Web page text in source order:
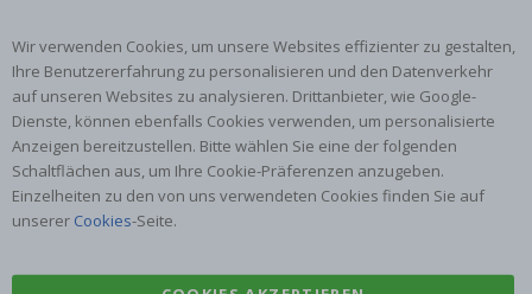
Inspiration
Beliebte Kategorien
Namensaufkleber
Wandtattoos
Fliesenaufkleber
Poster
Aufkleber
Wir verwenden Cookies, um unsere Websites effizienter zu gestalten,
Ihre Benutzererfahrung zu personalisieren und den Datenverkehr
auf unseren Websites zu analysieren. Drittanbieter, wie Google-
Dienste, können ebenfalls Cookies verwenden, um personalisierte
Anzeigen bereitzustellen. Bitte wählen Sie eine der folgenden
Schaltflächen aus, um Ihre Cookie-Präferenzen anzugeben.
Einzelheiten zu den von uns verwendeten Cookies finden Sie auf
unserer Cookies-Seite.